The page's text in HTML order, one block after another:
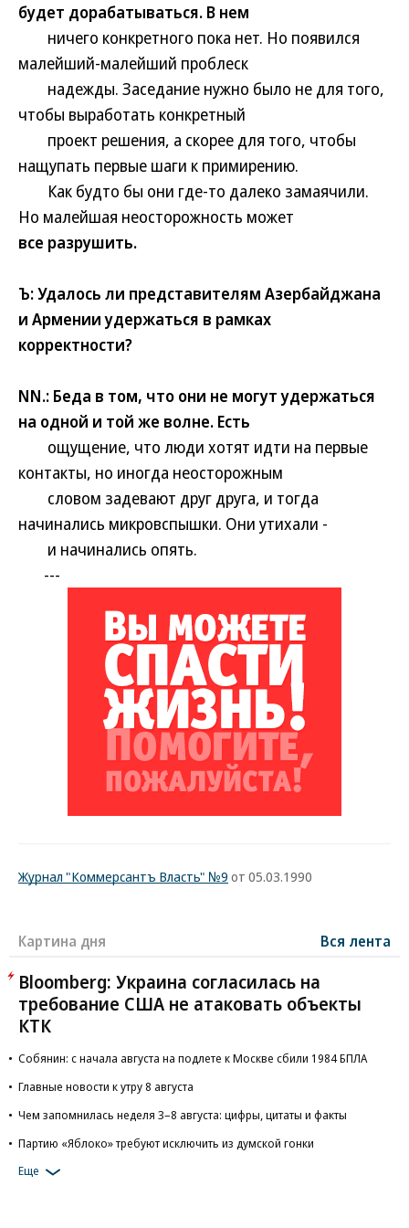
будет дорабатываться. В нем
ничего конкретного пока нет. Но появился
малейший-малейший проблеск
надежды. Заседание нужно было не для того,
чтобы выработать конкретный
проект решения, а скорее для того, чтобы
нащупать первые шаги к примирению.
Как будто бы они где-то далеко замаячили.
Но малейшая неосторожность может
все разрушить.
Ъ: Удалось ли представителям Азербайджана
и Армении удержаться в рамках
корректности?
NN.: Беда в том, что они не могут удержаться
на одной и той же волне. Есть
ощущение, что люди хотят идти на первые
контакты, но иногда неосторожным
словом задевают друг друга, и тогда
начинались микровспышки. Они утихали -
и начинались опять.
---
Журнал "Коммерсантъ Власть" №9 от 05.03.1990
Картина дня Вся лента
Bloomberg: Украина согласилась на
требование США не атаковать объекты
КТК
Собянин: с начала августа на подлете к Москве сбили 1984 БПЛА
Главные новости к утру 8 августа
Чем запомнилась неделя 3–8 августа: цифры, цитаты и факты
Партию «Яблоко» требуют исключить из думской гонки
Еще